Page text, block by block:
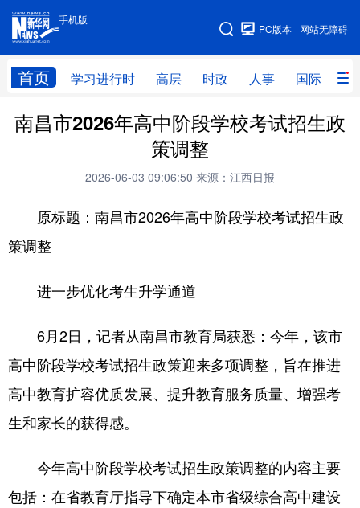
手机版
网站无障碍
PC版本
首页 学习进行时 高层 时政 人事 国际 财
手机版
网站地图
学习进行时 高层 时政 人事
全球连线
科技 科创 量子 体育
文化
访谈 视频
食品 人居 信息化 数字经济
学术中国 乡村振兴 银龄 溯源中国
城市 旅游
彩票 娱乐 时尚 悦读
公益 一带一路 亚太网 上市公司
南昌市2026年高中阶段学校考试招生政
策调整
2026-06-03 09:06:50 来源：江西日报
原标题：南昌市2026年高中阶段学校考试招生政
策调整
进一步优化考生升学通道
6月2日，记者从南昌市教育局获悉：今年，该市
高中阶段学校考试招生政策迎来多项调整，旨在推进
高中教育扩容优质发展、提升教育服务质量、增强考
生和家长的获得感。
今年高中阶段学校考试招生政策调整的内容主要
包括：在省教育厅指导下确定本市省级综合高中建设